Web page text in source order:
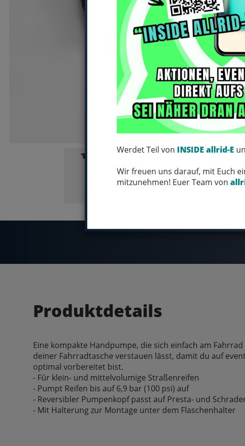
Werdet Teil von INSIDE allrid-E
Wir freuen uns darauf, mit Euch
mitzunehmen! Euer Team von
Produktdetails
Eine kompakte Handpumpe, die sich einfach am
deiner Fahrradtasche verstauen lässt, damit du auf
optimal vorbereitet bist.
- Für klein- und mittelvolumige Straßenreifen
- Pumpt Reifen bis auf 6,9 bar (100 psi) auf
- Reversibler Pumpenkopf passt auf Presta- und
- Mit Halterung zur Montage unter dem Flaschenhalter